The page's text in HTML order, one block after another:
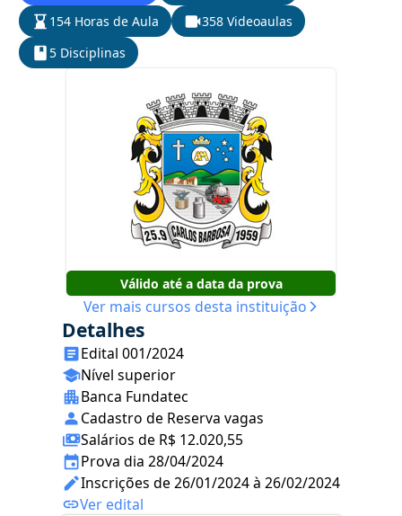
154 Horas de Aula
358 Videoaulas
5 Disciplinas
Válido até a data da prova
Ver mais cursos desta instituição
Detalhes
Edital 001/2024
Nível superior
Banca Fundatec
Cadastro de Reserva vagas
Salários de R$ 12.020,55
Prova dia 28/04/2024
Inscrições de 26/01/2024 à 26/02/2024
Ver edital